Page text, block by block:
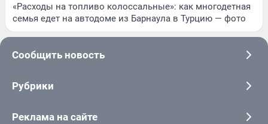
«Расходы на топливо колоссальные»: как многодетная
семья едет на автодоме из Барнаула в Турцию — фото
Сообщить новость
Рубрики
Реклама на сайте